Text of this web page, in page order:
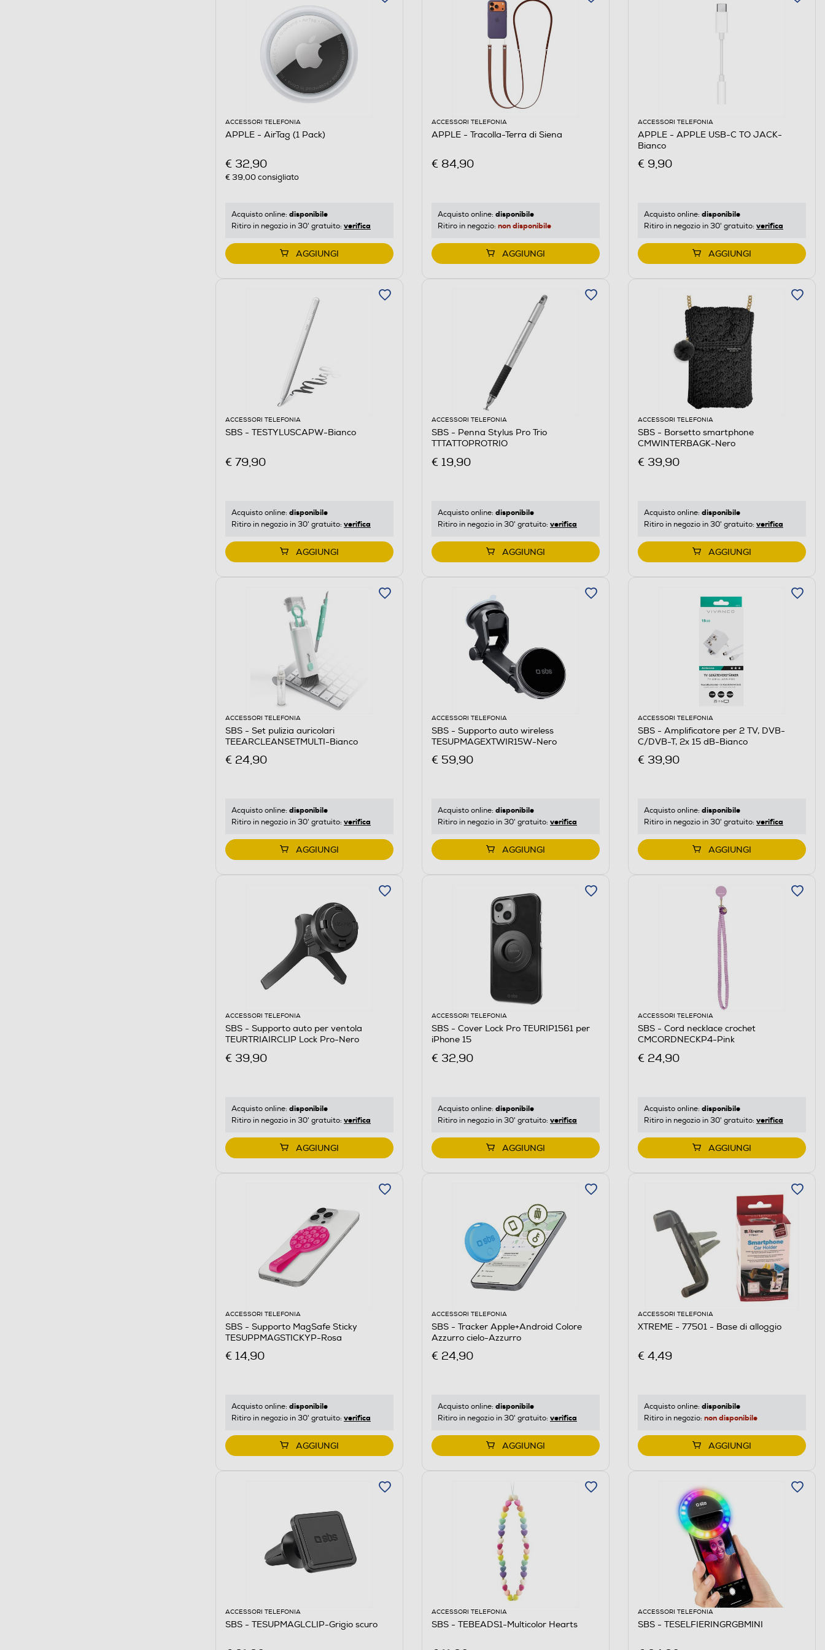
ACCESSORI TELEFONIA
APPLE - AirTag (1 Pack)
€ 32,90
€ 39,00consigliato
Acquisto online: disponibile
Ritiro in negozio in 30' gratuito: verifica
AGGIUNGI
ACCESSORI TELEFONIA
APPLE - Tracolla-Terra di Siena
€ 84,90
Acquisto online: disponibile
Ritiro in negozio: non disponibile
AGGIUNGI
ACCESSORI TELEFONIA
APPLE - APPLE USB-C TO JACK-
Bianco
€ 9,90
Acquisto online: disponibile
Ritiro in negozio in 30' gratuito: verifica
AGGIUNGI
ACCESSORI TELEFONIA
SBS - TESTYLUSCAPW-Bianco
€ 79,90
Acquisto online: disponibile
Ritiro in negozio in 30' gratuito: verifica
AGGIUNGI
ACCESSORI TELEFONIA
SBS - Penna Stylus Pro Trio
TTTATTOPROTRIO
€ 19,90
Acquisto online: disponibile
Ritiro in negozio in 30' gratuito: verifica
AGGIUNGI
ACCESSORI TELEFONIA
SBS - Borsetto smartphone
CMWINTERBAGK-Nero
€ 39,90
Acquisto online: disponibile
Ritiro in negozio in 30' gratuito: verifica
AGGIUNGI
ACCESSORI TELEFONIA
SBS - Set pulizia auricolari
TEEARCLEANSETMULTI-Bianco
€ 24,90
Acquisto online: disponibile
Ritiro in negozio in 30' gratuito: verifica
AGGIUNGI
ACCESSORI TELEFONIA
SBS - Supporto auto wireless
TESUPMAGEXTWIR15W-Nero
€ 59,90
Acquisto online: disponibile
Ritiro in negozio in 30' gratuito: verifica
AGGIUNGI
ACCESSORI TELEFONIA
SBS - Amplificatore per 2 TV, DVB-
C/DVB-T, 2x 15 dB-Bianco
€ 39,90
Acquisto online: disponibile
Ritiro in negozio in 30' gratuito: verifica
AGGIUNGI
ACCESSORI TELEFONIA
SBS - Supporto auto per ventola
TEURTRIAIRCLIP Lock Pro-Nero
€ 39,90
Acquisto online: disponibile
Ritiro in negozio in 30' gratuito: verifica
AGGIUNGI
ACCESSORI TELEFONIA
SBS - Cover Lock Pro TEURIP1561 per
iPhone 15
€ 32,90
Acquisto online: disponibile
Ritiro in negozio in 30' gratuito: verifica
AGGIUNGI
ACCESSORI TELEFONIA
SBS - Cord necklace crochet
CMCORDNECKP4-Pink
€ 24,90
Acquisto online: disponibile
Ritiro in negozio in 30' gratuito: verifica
AGGIUNGI
ACCESSORI TELEFONIA
SBS - Supporto MagSafe Sticky
TESUPPMAGSTICKYP-Rosa
€ 14,90
Acquisto online: disponibile
Ritiro in negozio in 30' gratuito: verifica
AGGIUNGI
ACCESSORI TELEFONIA
SBS - Tracker Apple+Android Colore
Azzurro cielo-Azzurro
€ 24,90
Acquisto online: disponibile
Ritiro in negozio in 30' gratuito: verifica
AGGIUNGI
ACCESSORI TELEFONIA
XTREME - 77501 - Base di alloggio
€ 4,49
Acquisto online: disponibile
Ritiro in negozio: non disponibile
AGGIUNGI
ACCESSORI TELEFONIA
SBS - TESUPMAGLCLIP-Grigio scuro
ACCESSORI TELEFONIA
SBS - TEBEADS1-Multicolor Hearts
ACCESSORI TELEFONIA
SBS - TESELFIERINGRGBMINI